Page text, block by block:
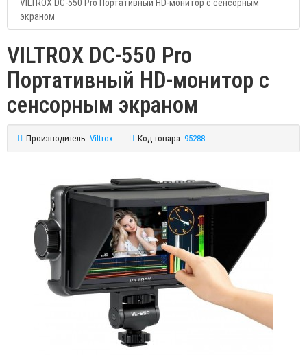
VILTROX DC-550 Pro Портативный HD-монитор с сенсорным
экраном
VILTROX DC-550 Pro
Портативный HD-монитор с
сенсорным экраном
Производитель: Viltrox Код товара: 95288